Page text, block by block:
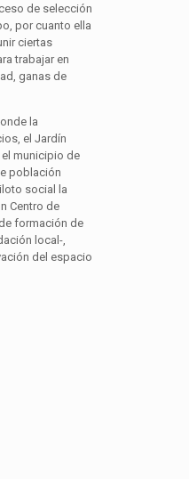
de selección
por cuanto ella
ciertas
trabajar en
ganas de
la
el Jardín
el municipio de
población
social la
Centro de
formación de
local-,
del espacio